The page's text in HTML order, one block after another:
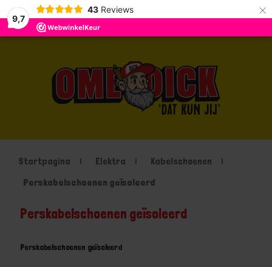
9,7
43 Reviews ×
Startpagina Elektra
Kabelschoenen
Perskabelschoenen geïsoleerd
Perskabelschoenen geïsoleerd
Perskabelschoenen geïsoleerd